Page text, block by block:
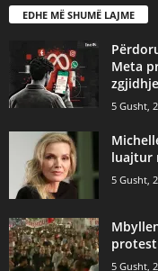
EDHE MË SHUMË LAJME
Meta
zgjidhje
5 Gusht,
luajtur
5 Gusht,
5 Gusht,